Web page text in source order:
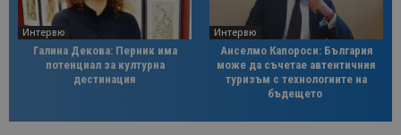
Интервю
Галина Декова: Перник има
потенциал за културна
дестинация
Интервю
Анселмо Капороси: България
може да съчетае автентичния
туризъм с технологиите на
бъдещето